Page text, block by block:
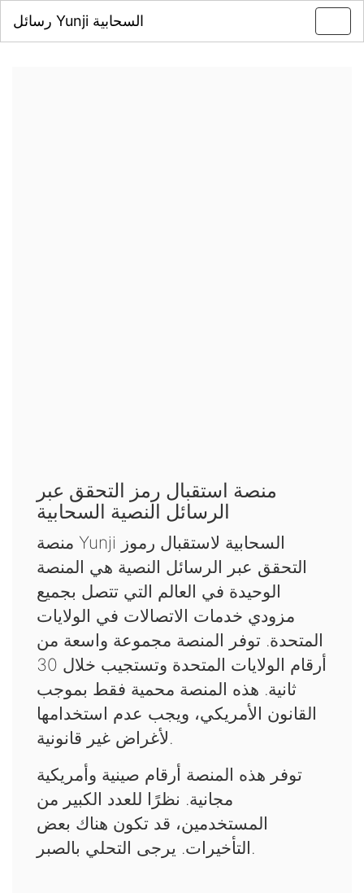
رسائل Yunji السحابية
منصة استقبال رمز التحقق عبر
الرسائل النصية السحابية
منصة Yunji السحابية لاستقبال رموز
التحقق عبر الرسائل النصية هي المنصة
الوحيدة في العالم التي تتصل بجميع
مزودي خدمات الاتصالات في الولايات
المتحدة. توفر المنصة مجموعة واسعة من
أرقام الولايات المتحدة وتستجيب خلال 30
ثانية. هذه المنصة محمية فقط بموجب
القانون الأمريكي، ويجب عدم استخدامها
لأغراض غير قانونية.
توفر هذه المنصة أرقام صينية وأمريكية
مجانية. نظرًا للعدد الكبير من
المستخدمين، قد تكون هناك بعض
التأخيرات. يرجى التحلي بالصبر.